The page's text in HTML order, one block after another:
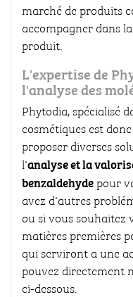
marché de produits
accompagner dans
produit.
L'expertise de
l'analyse des
Phytodia, spécialisé
cosmétiques est
proposer diverses
l'analyse et la
benzaldehydepour
avez d'autres
ou si vous souhaitez
matières premières
qui serviront a une
pouvez directement
ci-dessous.